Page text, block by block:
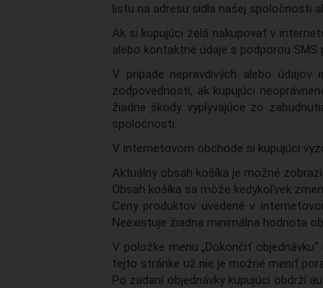
listu na adresu sídla našej spoločnosti
Ak si kupujúci želá nakupovať v
alebo kontaktné údaje s podporou SMS
V prípade nepravdivých alebo
zodpovednosti, ak kupujúci
žiadne škody vyplývajúce zo
spoločnosti.
V internetovom obchode si kupujúci
Aktuálny obsah košíka je možné
Obsah košíka sa môže kedykoľvek
Ceny produktov uvedené v
Neexistuje žiadna minimálna hodnota
V položke menu „Dokončiť
tejto stránke už nie je možné meniť
Po zadaní objednávky kupujúci obdrží